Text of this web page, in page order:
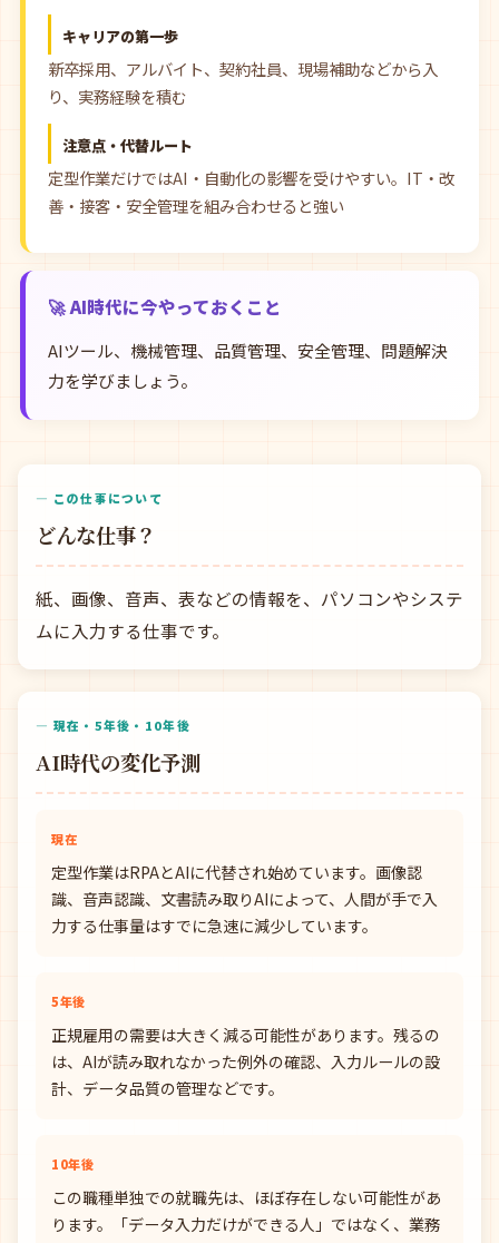
キャリアの第一歩
新卒採用、アルバイト、契約社員、現場補助などから入
り、実務経験を積む
注意点・代替ルート
定型作業だけではAI・自動化の影響を受けやすい。IT・改
善・接客・安全管理を組み合わせると強い
🚀 AI時代に今やっておくこと
AIツール、機械管理、品質管理、安全管理、問題解決
力を学びましょう。
— この仕事について
どんな仕事？
紙、画像、音声、表などの情報を、パソコンやシステ
ムに入力する仕事です。
— 現在・5年後・10年後
AI時代の変化予測
現在
定型作業はRPAとAIに代替され始めています。画像認
識、音声認識、文書読み取りAIによって、人間が手で入
力する仕事量はすでに急速に減少しています。
5年後
正規雇用の需要は大きく減る可能性があります。残るの
は、AIが読み取れなかった例外の確認、入力ルールの設
計、データ品質の管理などです。
10年後
この職種単独での就職先は、ほぼ存在しない可能性があ
ります。「データ入力だけができる人」ではなく、業務